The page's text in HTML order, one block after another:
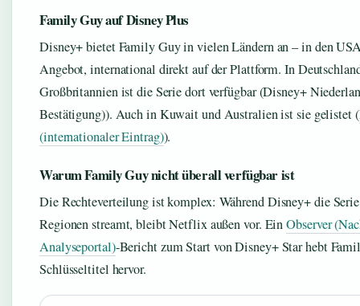
Family Guy auf Disney Plus
Disney+ bietet Family Guy in vielen Ländern an – in den
Angebot, international direkt auf der Plattform. In
Großbritannien ist die Serie dort verfügbar (Disney+
Bestätigung)). Auch in Kuwait und Australien ist sie gelistet (
(internationaler Eintrag)).
Warum Family Guy nicht überall verfügbar ist
Die Rechteverteilung ist komplex: Während Disney+ die
Regionen streamt, bleibt Netflix außen vor. EinObserver
Analyseportal)-Bericht zum Start von Disney+ Star hebt
Schlüsseltitel hervor.